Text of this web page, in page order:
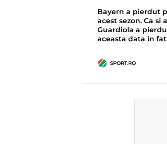
Bayern a pierdut
acest sezon. Ca
Guardiola a
aceasta data in
SPORT.RO